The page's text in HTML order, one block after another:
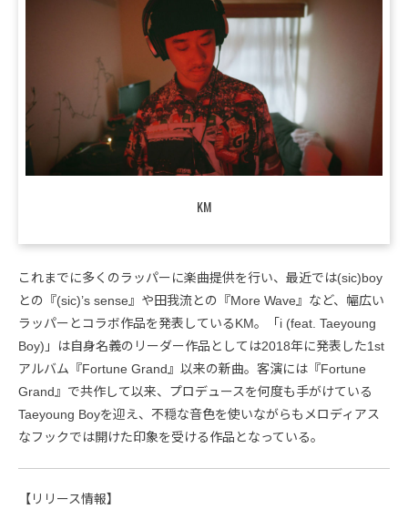
KM
これまでに多くのラッパーに楽曲提供を行い、最近では(sic)boy
との『(sic)’s sense』や田我流との『More Wave』など、幅広い
ラッパーとコラボ作品を発表しているKM。「i (feat. Taeyoung
Boy)」は自身名義のリーダー作品としては2018年に発表した1st
アルバム『Fortune Grand』以来の新曲。客演には『Fortune
Grand』で共作して以来、プロデュースを何度も手がけている
Taeyoung Boyを迎え、不穏な音色を使いながらもメロディアス
なフックでは開けた印象を受ける作品となっている。
【リリース情報】